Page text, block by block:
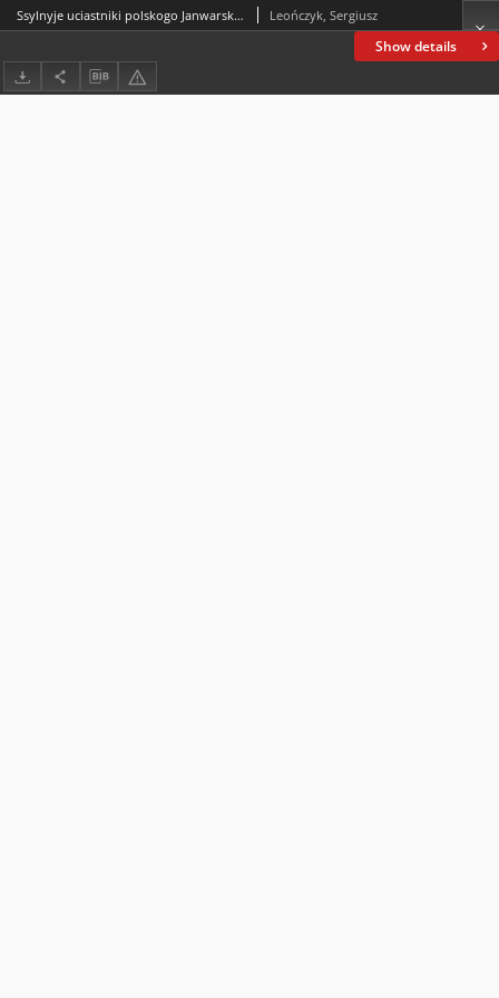
Show details
Ssylnyje uciastniki polskogo Janwarskogo wosstanija w Enisiejskie wo wtotroj polowinie XIX wieka w wospominanijah sowriemiennikow Leończyk, Sergiusz